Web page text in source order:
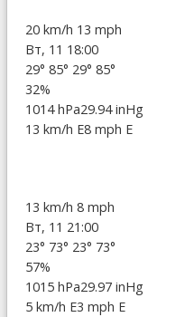
20 km/h 13 mph
Вт, 11 18:00
29° 85° 29° 85°
32%
1014 hPa29.94 inHg
13 km/h E8 mph E
13 km/h 8 mph
Вт, 11 21:00
23° 73° 23° 73°
57%
1015 hPa29.97 inHg
5 km/h E3 mph E